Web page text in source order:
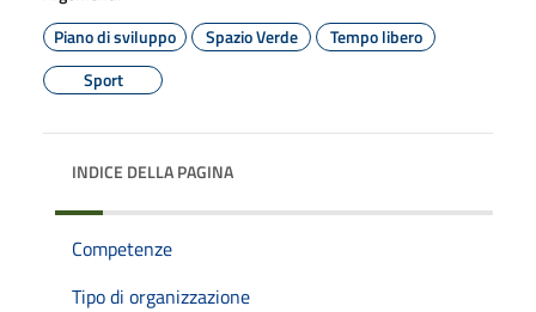
Piano di sviluppo
Spazio Verde
Tempo libero
Sport
INDICE DELLA PAGINA
Competenze
Tipo di organizzazione